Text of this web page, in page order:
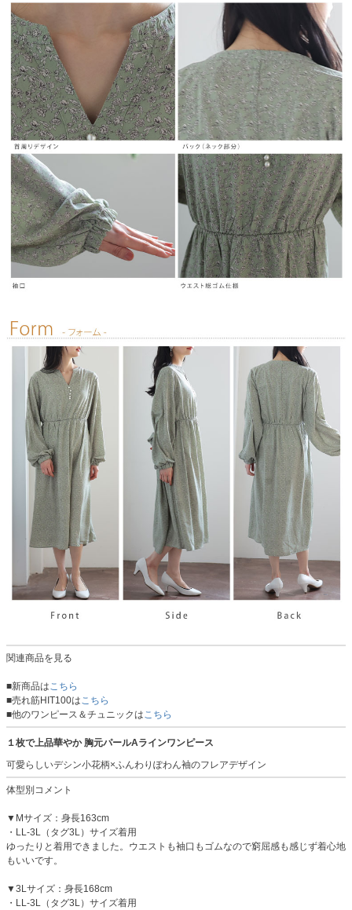
関連商品を見る
■新商品はこちら
■売れ筋HIT100はこちら
■他のワンピース＆チュニックはこちら
１枚で上品華やか 胸元パールAラインワンピース
可愛らしいデシン小花柄×ふんわりぽわん袖のフレアデザイン
体型別コメント
▼Mサイズ：身長163cm
・LL-3L（タグ3L）サイズ着用
ゆったりと着用できました。ウエストも袖口もゴムなので窮屈感も感じず着心地
もいいです。
▼3Lサイズ：身長168cm
・LL-3L（タグ3L）サイズ着用